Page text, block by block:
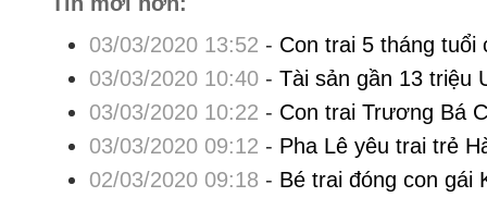
03/03/2020 13:52 - Con trai 5 tháng tuổi
03/03/2020 10:40- Tài sản gần 13 triệu
03/03/2020 10:22 - Con trai Trương Bá
03/03/2020 09:12 - Pha Lê yêu trai trẻ
02/03/2020 09:18 - Bé trai đóng con gái